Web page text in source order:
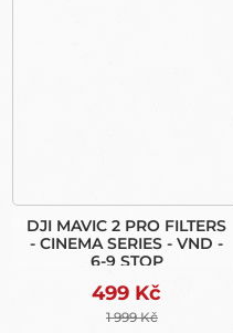
DJI MAVIC 2 PRO FILTERS
- CINEMA SERIES - VND -
6-9 STOP
499 Kč
1 999 Kč